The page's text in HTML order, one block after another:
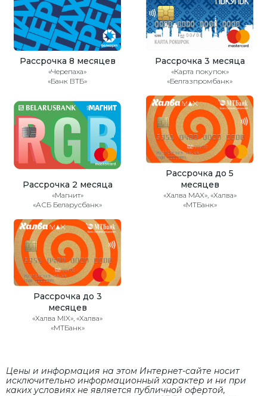
Рассрочка 8 месяцев
«Черепаха»
«Банк ВТБ»
Рассрочка 3 месяца
«Карта покупок»
«Белгазпромбанк»
Рассрочка 2 месяца
«Магнит»
«АСБ Беларусбанк»
Рассрочка до 5
месяцев
«Халва MAX», «Халва»
«МТБанк»
Рассрочка до 3
месяцев
«Халва MIX», «Халва»
«МТБанк»
Цены и информация на этом Интернет-сайте носит
исключительно информационный характер и ни при
каких условиях не является публичной офертой,